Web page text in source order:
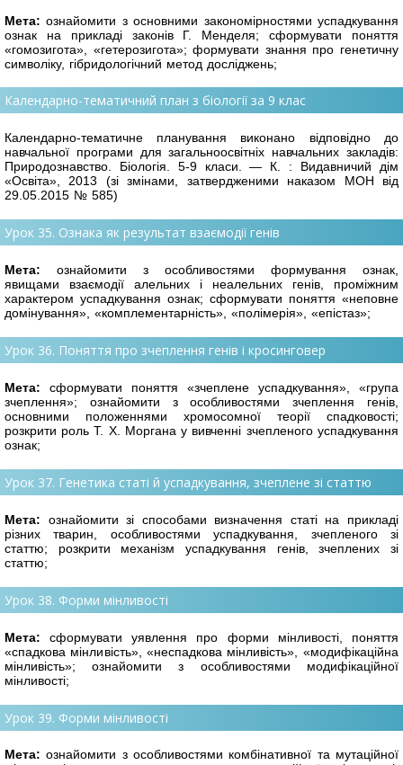
Мета: ознайомити з основними закономірностями успадкування
ознак на прикладі законів Г. Менделя; сформувати поняття
«гомозигота», «гетерозигота»; формувати знання про генетичну
символіку, гібридологічний метод досліджень;
Календарно-тематичний план з біології за 9 клас
Календарно-тематичне планування виконано відповідно до
навчальної програми для загальноосвітніх навчальних закладів:
Природознавство. Біологія. 5-9 класи. — К. : Видавничий дім
«Освіта», 2013 (зі змінами, затвердженими наказом МОН від
29.05.2015 № 585)
Урок 35. Ознака як результат взаємодії генів
Мета: ознайомити з особливостями формування ознак,
явищами взаємодії алельних і неалельних генів, проміжним
характером успадкування ознак; сформувати поняття «неповне
домінування», «комплементарність», «полімерія», «епістаз»;
Урок 36. Поняття про зчеплення генів і кросинговер
Мета:
сформувати поняття «зчеплене успадкування», «група
зчеплення»; ознайомити з особливостями зчеплення генів,
основними положеннями хромосомної теорії спадковості;
розкрити роль Т. Х. Моргана у вивченні зчепленого успадкування
ознак;
Урок 37. Генетика статі й успадкування, зчеплене зі статтю
Мета:
ознайомити зі способами визначення статі на прикладі
різних тварин, особливостями успадкування, зчепленого зі
статтю; розкрити механізм успадкування генів, зчеплених зі
статтю;
Урок 38. Форми мінливості
Мета: сформувати уявлення про форми мінливості, поняття
«спадкова мінливість», «неспадкова мінливість», «модифікаційна
мінливість»; ознайомити з особливостями модифікаційної
мінливості;
Урок 39. Форми мінливості
Мета: ознайомити з особливостями комбінативної та мутаційної